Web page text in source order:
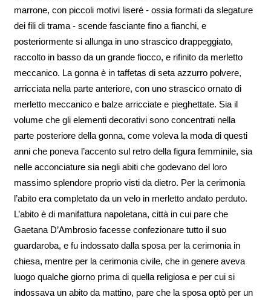
marrone, con piccoli motivi liseré - ossia formati da slegature
dei fili di trama - scende fasciante fino a fianchi, e
posteriormente si allunga in uno strascico drappeggiato,
raccolto in basso da un grande fiocco, e rifinito da merletto
meccanico. La gonna è in taffetas di seta azzurro polvere,
arricciata nella parte anteriore, con uno strascico ornato di
merletto meccanico e balze arricciate e pieghettate. Sia il
volume che gli elementi decorativi sono concentrati nella
parte posteriore della gonna, come voleva la moda di questi
anni che poneva l’accento sul retro della figura femminile, sia
nelle acconciature sia negli abiti che godevano del loro
massimo splendore proprio visti da dietro. Per la cerimonia
l’abito era completato da un velo in merletto andato perduto.
L’abito è di manifattura napoletana, città in cui pare che
Gaetana D’Ambrosio facesse confezionare tutto il suo
guardaroba, e fu indossato dalla sposa per la cerimonia in
chiesa, mentre per la cerimonia civile, che in genere aveva
luogo qualche giorno prima di quella religiosa e per cui si
indossava un abito da mattino, pare che la sposa optò per un